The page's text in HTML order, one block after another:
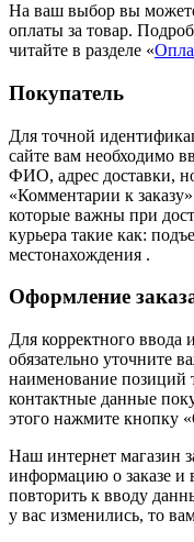
На ваш выбор вы
оплаты за товар.
читайте в разделе «
Покупатель
Для точной
сайте вам необходимо
ФИО, адрес доставки,
«Комментарии к
которые важны при
курьера такие как:
местонахождения .
Оформление
Для корректного ввода
обязательно уточните
наименование позиций
контактные данные
этого нажмите кнопку
Наш интернет магазин
информацию о заказе и
повторить к вводу
у вас изменились, то